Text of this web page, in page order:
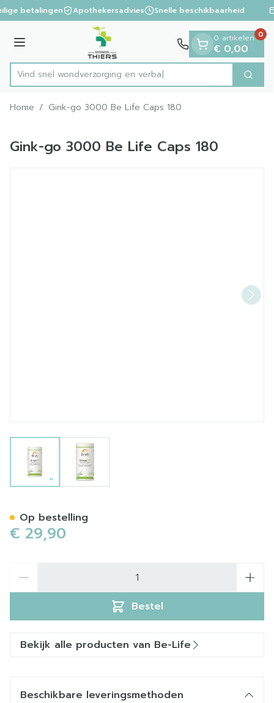
Ga naar de inhoud
1 van 1
betalingen Apothekersadvies Snelle beschikbaarheid
Menu
Product, merk, categorie...
Vind snel wondverzorging Zoek
0 artikelen
€ 0,00
0
Home / Gink-go 3000 Be Life Caps 180
Gink-go 3000 Be Life Caps 180
View larger imageView larger image
€ 29,90
Bestel
Op bestelling
Bekijk alle producten van Be-Life
Beschikbare leveringsmethoden